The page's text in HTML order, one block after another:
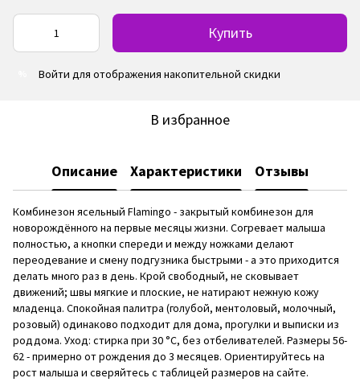
Купить
Войти для отображения накопительной скидки
В избранное
Описание Характеристики Отзывы
Комбинезон ясельный Flamingo - закрытый комбинезон для
новорождённого на первые месяцы жизни. Согревает малыша
полностью, а кнопки спереди и между ножками делают
переодевание и смену подгузника быстрыми - а это приходится
делать много раз в день. Крой свободный, не сковывает
движений; швы мягкие и плоские, не натирают нежную кожу
младенца. Спокойная палитра (голубой, ментоловый, молочный,
розовый) одинаково подходит для дома, прогулки и выписки из
роддома. Уход: стирка при 30 °C, без отбеливателей. Размеры 56-
62 - примерно от рождения до 3 месяцев. Ориентируйтесь на
рост малыша и сверяйтесь с таблицей размеров на сайте.